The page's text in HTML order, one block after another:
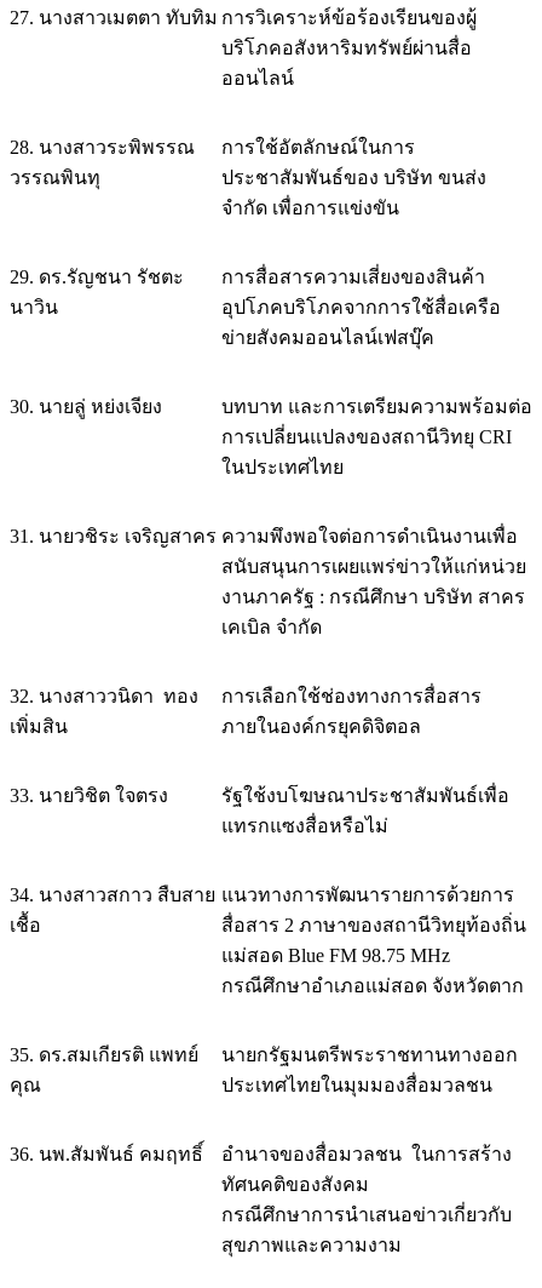
27. นางสาวเมตตา ทับทิม การวิเคราะห์ข้อร้องเรียนของผู้
บริโภคอสังหาริมทรัพย์ผ่านสื่อ
ออนไลน์
28. นางสาวระพิพรรณ
วรรณพินทุ
การใช้อัตลักษณ์ในการ
ประชาสัมพันธ์ของ บริษัท ขนส่ง
จำกัด เพื่อการแข่งขัน
29. ดร.รัญชนา รัชตะ
นาวิน
การสื่อสารความเสี่ยงของสินค้า
อุปโภคบริโภคจากการใช้สื่อเครือ
ข่ายสังคมออนไลน์เฟสบุ๊ค
30. นายลู่ หย่งเจียง
บทบาท และการเตรียมความพร้อมต่อ
การเปลี่ยนแปลงของสถานีวิทยุ CRI
ในประเทศไทย
31. นายวชิระ เจริญสาคร ความพึงพอใจต่อการดำเนินงานเพื่อ
สนับสนุนการเผยแพร่ข่าวให้แก่หน่วย
งานภาครัฐ : กรณีศึกษา บริษัท สาคร
เคเบิล จำกัด
32. นางสาววนิดา ทอง
เพิ่มสิน
การเลือกใช้ช่องทางการสื่อสาร
ภายในองค์กรยุคดิจิตอล
33. นายวิชิต ใจตรง
รัฐใช้งบโฆษณาประชาสัมพันธ์เพื่อ
แทรกแซงสื่อหรือไม่
34. นางสาวสกาว สืบสาย
เชื้อ
แนวทางการพัฒนารายการด้วยการ
สื่อสาร 2 ภาษาของสถานีวิทยุท้องถิ่น
แม่สอด Blue FM 98.75 MHz
กรณีศึกษาอำเภอแม่สอด จังหวัดตาก
35. ดร.สมเกียรติ แพทย์
คุณ
นายกรัฐมนตรีพระราชทานทางออก
ประเทศไทยในมุมมองสื่อมวลชน
36. นพ.สัมพันธ์ คมฤทธิ์
อำนาจของสื่อมวลชน ในการสร้าง
ทัศนคติของสังคม
กรณีศึกษาการนำเสนอข่าวเกี่ยวกับ
สุขภาพและความงาม